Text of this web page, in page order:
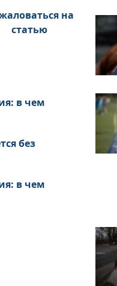
на
статью
в чем
без
в чем